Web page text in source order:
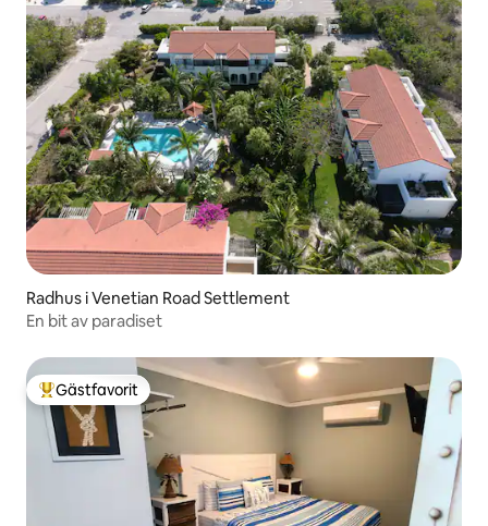
Radhus i Venetian Road Settlement
En bit av paradiset
Populär gästfavorit
Gästfavorit